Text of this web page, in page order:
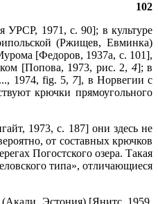
102
УРСР, 1971, с. 90]; в культуре
(Ржищев, Евминка)
[Федоров, 1937а, с. 101],
[Попова, 1973, рис. 2, 4]; в
1974, fig. 5, 7], в Норвегии с
крючки прямоугольного
1973, с. 187] они здесь не
от составных крючков
Погостского озера. Такая
типа», отличающиеся